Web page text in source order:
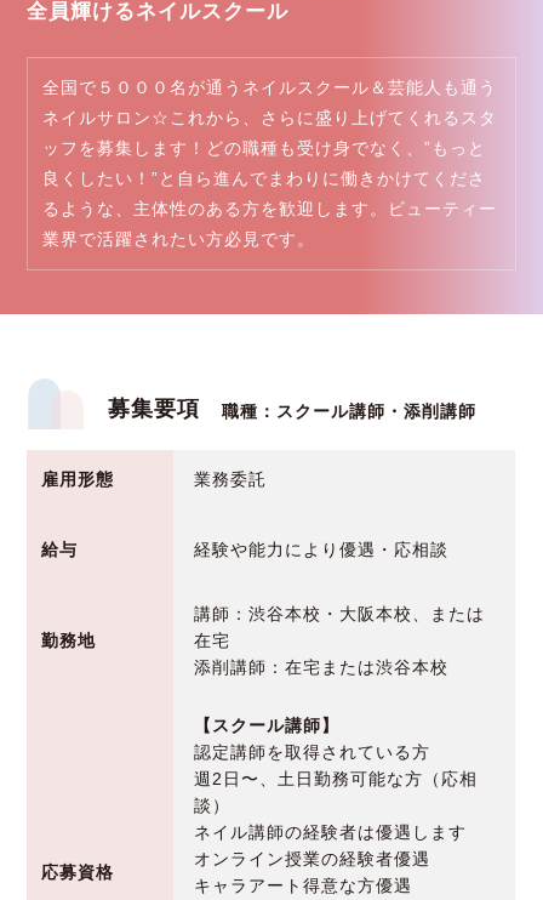
全員輝けるネイルスクール
全国で５０００名が通うネイルスクール＆芸能人も通う
ネイルサロン☆これから、さらに盛り上げてくれるスタ
ッフを募集します！どの職種も受け身でなく、”もっと
良くしたい！”と自ら進んでまわりに働きかけてくださ
るような、主体性のある方を歓迎します。ビューティー
業界で活躍されたい方必見です。
募集要項 職種：スクール講師・添削講師
雇用形態 業務委託
給与 経験や能力により優遇・応相談
勤務地
講師：渋谷本校・大阪本校、または
在宅
添削講師：在宅または渋谷本校
応募資格
【スクール講師】
認定講師を取得されている方
週2日〜、土日勤務可能な方（応相
談）
ネイル講師の経験者は優遇します
オンライン授業の経験者優遇
キャラアート得意な方優遇